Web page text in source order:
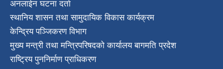
अनलाईन घटना दर्ता
स्थानिय शासन तथा सामुदायिक विकास कार्यक्रम
केन्द्रिय पञ्जिकरण विभाग
मुख्य मन्त्री तथा मन्त्रिपरिषदको कार्यालय बागमति प्रदेश
राष्ट्रिय पुननिर्माण प्राधिकरण